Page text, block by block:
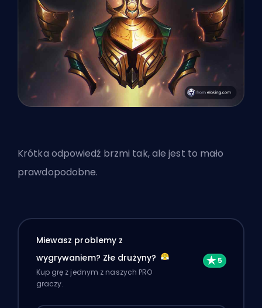
Krótka odpowiedź brzmi tak, ale jest to mało
prawdopodobne.
Miewasz problemy z
wygrywaniem? Złe drużyny?
Kup grę z jednym z naszych PRO
graczy.